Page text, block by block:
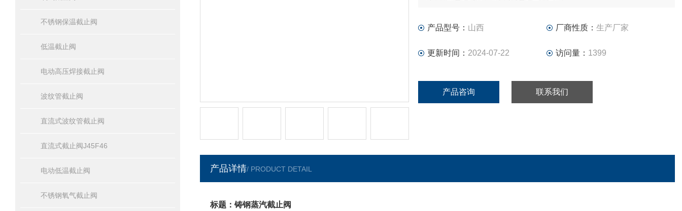
不锈钢保温截止阀
低温截止阀
电动高压焊接截止阀
波纹管截止阀
直流式波纹管截止阀
直流式截止阀J45F46
电动低温截止阀
不锈钢氧气截止阀
产品型号： 山西 厂商性质： 生产厂家
更新时间： 2024-07-22 访问量： 1399
产品咨询 联系我们
产品详情/ PRODUCT DETAIL
标题：铸钢蒸汽截止阀